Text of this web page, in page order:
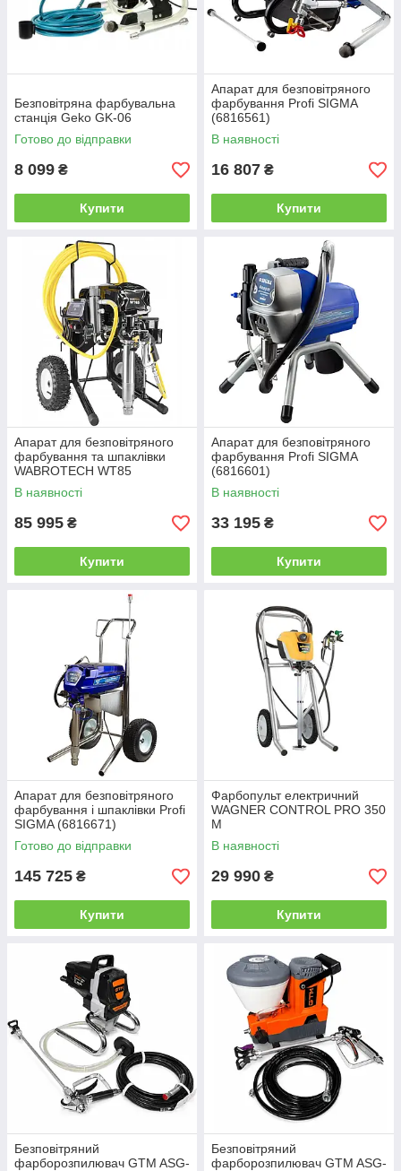
Безповітряна фарбувальна
станція Geko GK-06
Готово до відправки
8 099 ₴
Купити
Апарат для безповітряного
фарбування Profi SIGMA
(6816561)
В наявності
16 807 ₴
Купити
Апарат для безповітряного
фарбування та шпаклівки
WABROTECH WT85
В наявності
85 995 ₴
Купити
Апарат для безповітряного
фарбування Profi SIGMA
(6816601)
В наявності
33 195 ₴
Купити
Апарат для безповітряного
фарбування і шпаклівки Profi
SIGMA (6816671)
Готово до відправки
145 725 ₴
Купити
Фарбопульт електричний
WAGNER CONTROL PRO 350
M
В наявності
29 990 ₴
Купити
Безповітряний
фарборозпилювач GTM ASG-
Безповітряний
фарборозпилювач GTM ASG-